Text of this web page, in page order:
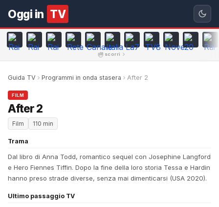
Oggi in TV
scorri
Guida TV Programmi in onda stasera After 2
FILM
After 2
Film 110 min
Trama
Dal libro di Anna Todd, romantico sequel con Josephine Langford
e Hero Fiennes Tiffin. Dopo la fine della loro storia Tessa e Hardin
hanno preso strade diverse, senza mai dimenticarsi (USA 2020).
Ultimo passaggio TV